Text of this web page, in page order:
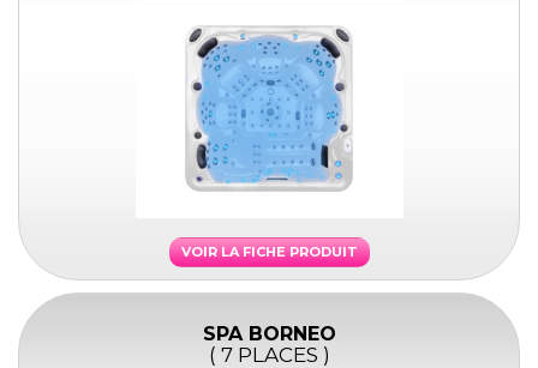
VOIR LA FICHE PRODUIT
SPA BORNEO
( 7 PLACES )